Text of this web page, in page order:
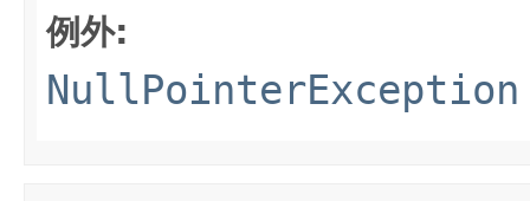
例外:
NullPointerException